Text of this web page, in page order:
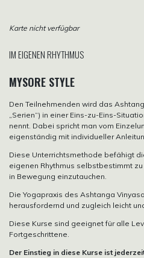
Karte nicht verfügbar
IM EIGENEN RHYTHMUS
MYSORE STYLE
Den Teilnehmenden wird das
„Serien“) in einer Eins-zu-Eins-
nennt. Dabei spricht man vom
eigenständig mit individueller
Diese Unterrichtsmethode befähigt
eigenen Rhythmus selbstbestimmt
in Bewegung einzutauchen.
Die Yogapraxis des Ashtanga
herausfordernd und zugleich leicht
Diese Kurse sind geeignet für alle
Fortgeschrittene.
Der Einstieg in diese Kurse ist